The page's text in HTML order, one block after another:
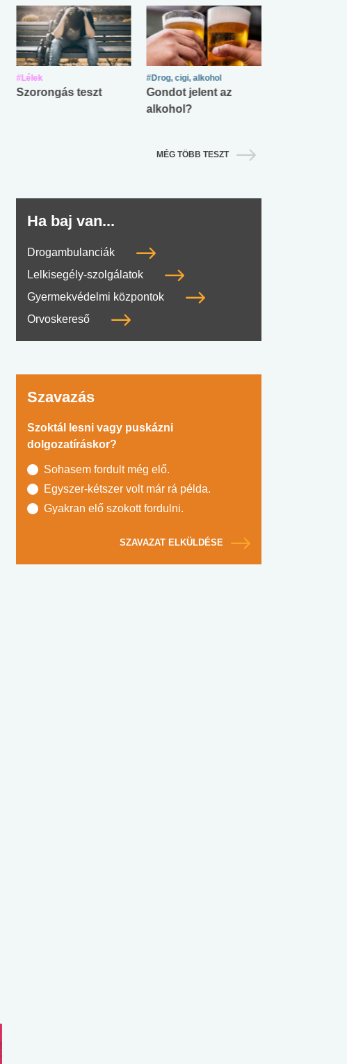
#Lélek
Szorongás teszt
#Drog, cigi, alkohol
Gondot jelent az
alkohol?
MÉG TÖBB TESZT
Ha baj van...
Drogambulanciák
Lelkisegély-szolgálatok
Gyermekvédelmi központok
Orvoskereső
Szavazás
Szoktál lesni vagy puskázni
dolgozatíráskor?
Sohasem fordult még elő.
Egyszer-kétszer volt már rá példa.
Gyakran elő szokott fordulni.
SZAVAZAT ELKÜLDÉSE